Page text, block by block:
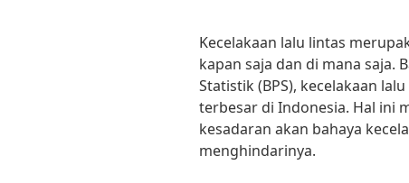
Kecelakaan lalu lintas
kapan saja dan di mana saja.
Statistik (BPS), kecelakaan
terbesar di Indonesia. Hal ini
kesadaran akan bahaya
menghindarinya.